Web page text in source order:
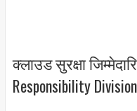
क्लाउड सुरक्षा
Responsibility